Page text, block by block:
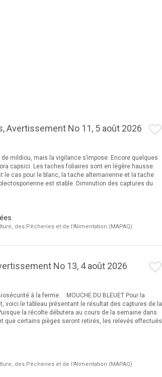
Avertissement No 11, 5 août 2026
mildiou, mais la vigilance s’impose. Encore quelques
capsici. Les taches foliaires sont en légère hausse
le cas pour le blanc, la tache alternarienne et la tache
est stable. Diminution des captures du
des Pêcheries et de l'Alimentation (MAPAQ)
No 13, 4 août 2026
à la ferme. MOUCHE DU BLEUET Pour la
voici le tableau présentant le résultat des captures de la
la récolte débutera au cours de la semaine dans
que certains pièges seront retirés, les relevés effectués
des Pêcheries et de l'Alimentation (MAPAQ)